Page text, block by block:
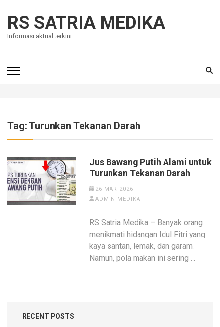
content
(Press
RS SATRIA MEDIKA
Informasi aktual terkini
Tag: Turunkan Tekanan Darah
Jus Bawang Putih Alami untuk
Turunkan Tekanan Darah
26 MAR 2026
ADMIN MEDIKA
RS Satria Medika – Banyak orang
menikmati hidangan Idul Fitri yang
kaya santan, lemak, dan garam.
Namun, pola makan ini sering …
RECENT POSTS